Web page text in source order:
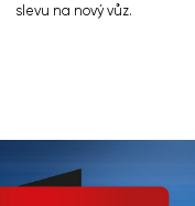
slevu na nový vůz.